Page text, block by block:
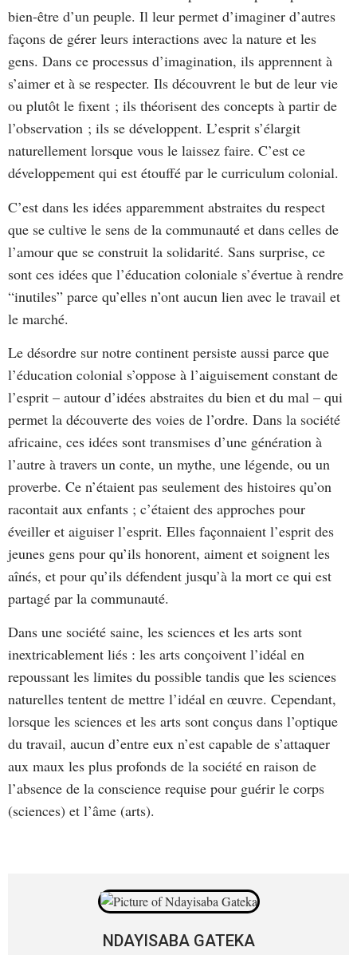
bien-être d’un peuple. Il leur permet d’imaginer d’autres
façons de gérer leurs interactions avec la nature et les
gens. Dans ce processus d’imagination, ils apprennent à
s’aimer et à se respecter. Ils découvrent le but de leur vie
ou plutôt le fixent ; ils théorisent des concepts à partir de
l’observation ; ils se développent. L’esprit s’élargit
naturellement lorsque vous le laissez faire. C’est ce
développement qui est étouffé par le curriculum colonial.
C’est dans les idées apparemment abstraites du respect
que se cultive le sens de la communauté et dans celles de
l’amour que se construit la solidarité. Sans surprise, ce
sont ces idées que l’éducation coloniale s’évertue à rendre
“inutiles” parce qu’elles n’ont aucun lien avec le travail et
le marché.
Le désordre sur notre continent persiste aussi parce que
l’éducation colonial s’oppose à l’aiguisement constant de
l’esprit – autour d’idées abstraites du bien et du mal – qui
permet la découverte des voies de l’ordre. Dans la société
africaine, ces idées sont transmises d’une génération à
l’autre à travers un conte, un mythe, une légende, ou un
proverbe. Ce n’étaient pas seulement des histoires qu’on
racontait aux enfants ; c’étaient des approches pour
éveiller et aiguiser l’esprit. Elles façonnaient l’esprit des
jeunes gens pour qu’ils honorent, aiment et soignent les
aînés, et pour qu’ils défendent jusqu’à la mort ce qui est
partagé par la communauté.
Dans une société saine, les sciences et les arts sont
inextricablement liés : les arts conçoivent l’idéal en
repoussant les limites du possible tandis que les sciences
naturelles tentent de mettre l’idéal en œuvre. Cependant,
lorsque les sciences et les arts sont conçus dans l’optique
du travail, aucun d’entre eux n’est capable de s’attaquer
aux maux les plus profonds de la société en raison de
l’absence de la conscience requise pour guérir le corps
(sciences) et l’âme (arts).
NDAYISABA GATEKA